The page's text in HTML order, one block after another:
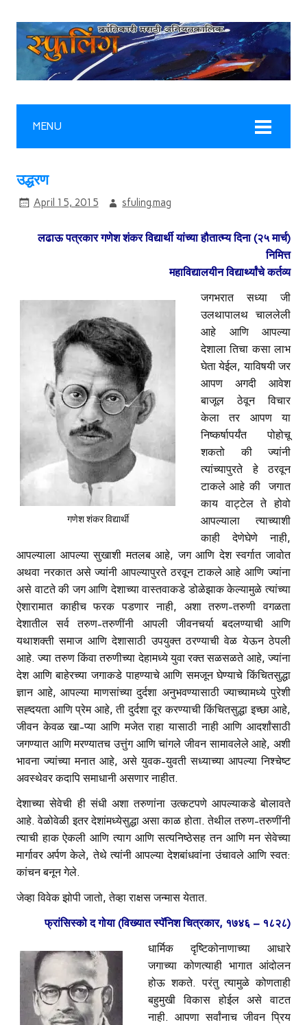
MENU
उद्धरण
April 15, 2015 sfuling.mag
लढाऊ पत्रकार गणेश शंकर विद्यार्थी यांच्या हौतात्म्य दिना (२५ मार्च)
निमित्त
महाविद्यालयीन विद्यार्थ्‍यांचे कर्तव्य
गणेश शंकर विद्यार्थी
जगभरात सध्या जी
उलथापालथ चाललेली
आहे आणि आपल्या
देशाला तिचा कसा लाभ
घेता येईल, याविषयी जर
आपण अगदी आवेश
बाजूल ठेवून विचार
केला तर आपण या
निष्कर्षापर्यंत पोहोचू
शकतो की ज्यांनी
त्यांच्यापुरते हे ठरवून
टाकले आहे की जगात
काय वाट्टेल ते होवो
आपल्याला त्याच्याशी
काही देणेघेणे नाही,
आपल्याला आपल्या सुखाशी मतलब आहे, जग आणि देश स्वर्गात जावोत
अथवा नरकात असे ज्यांनी आपल्यापुरते ठरवून टाकले आहे आणि ज्यांना
असे वाटते की जग आणि देशाच्या वास्तवाकडे डोळेझाक केल्यामुळे त्यांच्या
ऐशारामात काहीच फरक पडणार नाही, अशा तरुण-तरुणी वगळता
देशातील सर्व तरुण-तरुणींनी आपली जीवनचर्या बदलण्याची आणि
यथाशक्ती समाज आणि देशासाठी उपयुक्त ठरण्याची वेळ येऊन ठेपली
आहे. ज्या तरुण किंवा तरुणीच्या देहामध्ये युवा रक्त सळसळते आहे, ज्यांना
देश आणि बाहेरच्या जगाकडे पाहण्याचे आणि समजून घेण्याचे किंचितसुद्धा
ज्ञान आहे, आपल्या माणसांच्या दुर्दशा अनुभवण्यासाठी ज्याच्यामध्ये पुरेशी
सह्दयता आणि प्रेम आहे, ती दुर्दशा दूर करण्याची किंचितसुद्धा इच्छा आहे,
जीवन केवळ खा-प्या आणि मजेत राहा यासाठी नाही आणि आदर्शांसाठी
जगण्यात आणि मरण्यातच उत्तुंग आणि चांगले जीवन सामावलेले आहे, अशी
भावना ज्यांच्या मनात आहे, असे युवक-युवती सध्याच्या आपल्या निश्चेष्ट
अवस्थेवर कदापि समाधानी असणार नाहीत.
देशाच्या सेवेची ही संधी अशा तरुणांना उत्कटपणे आपल्याकडे बोलावते
आहे. वेळोवेळी इतर देशांमध्येसुद्धा असा काळ होता. तेथील तरुण-तरुणींनी
त्याची हाक ऐकली आणि त्याग आणि सत्यनिष्ठेसह तन आणि मन सेवेच्या
मार्गावर अर्पण केले, तेथे त्यांनी आपल्या देशबांधवांना उंचावले आणि स्वत:
कांचन बनून गेले.
जेव्हा विवेक झोपी जातो, तेव्हा राक्षस जन्मास येतात.
फ्रांसिस्को द गोया (विख्यात स्पॅनिश चित्रकार, १७४६ – १८२८)
धार्मिक दृष्टिकोनाणाच्या आधारे
जगाच्या कोणत्याही भागात आंदोलन
होऊ शकते. परंतु त्यामुळे कोणताही
बहुमुखी विकास होईल असे वाटत
नाही. आपणा सर्वांनाच जीवन प्रिय